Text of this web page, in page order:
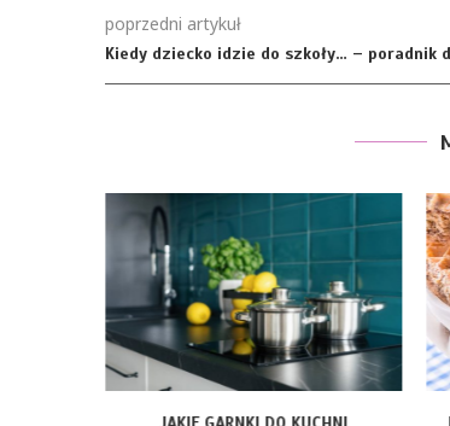
poprzedni artykuł
Kiedy dziecko idzie do szkoły… – poradnik